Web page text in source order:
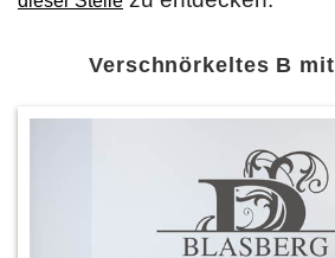
Verschnörkeltes B